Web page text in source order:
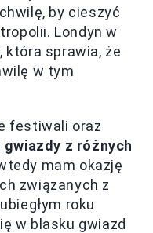
by cieszyć
Londyn w
która sprawia, że
w tym
festiwali oraz
gwiazdy z różnych
mam okazję
związanych z
roku
w blasku gwiazd